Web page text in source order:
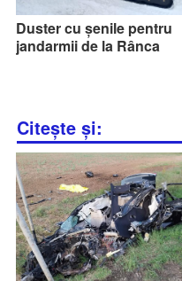
Duster cu șenile pentru
jandarmii de la Rânca
Citește și: